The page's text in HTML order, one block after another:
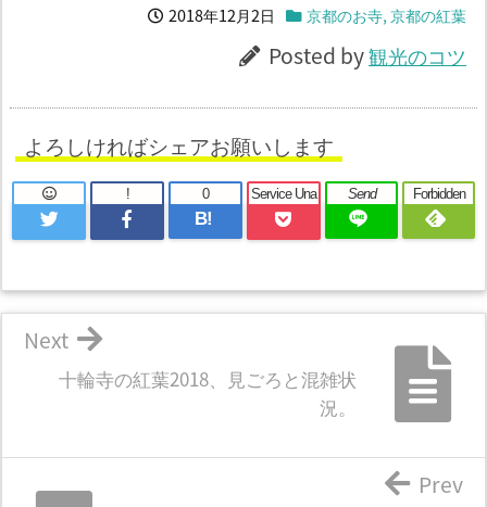
2018年12月2日 京都のお寺,京都の紅葉
Posted by観光のコツ
よろしければシェアお願いします
!
B!
0 Service Una Send Forbidden
十輪寺の紅葉2018、見ごろと混雑状
況。
Next
Prev